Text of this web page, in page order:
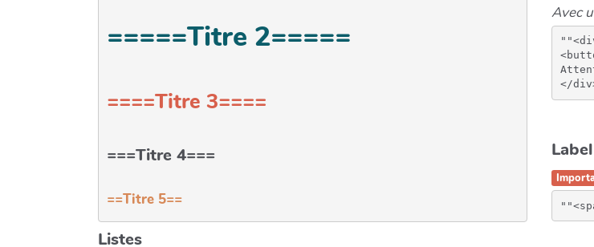
=====Titre 2=====
====Titre 3====
===Titre 4===
==Titre 5==
Listes
Avec